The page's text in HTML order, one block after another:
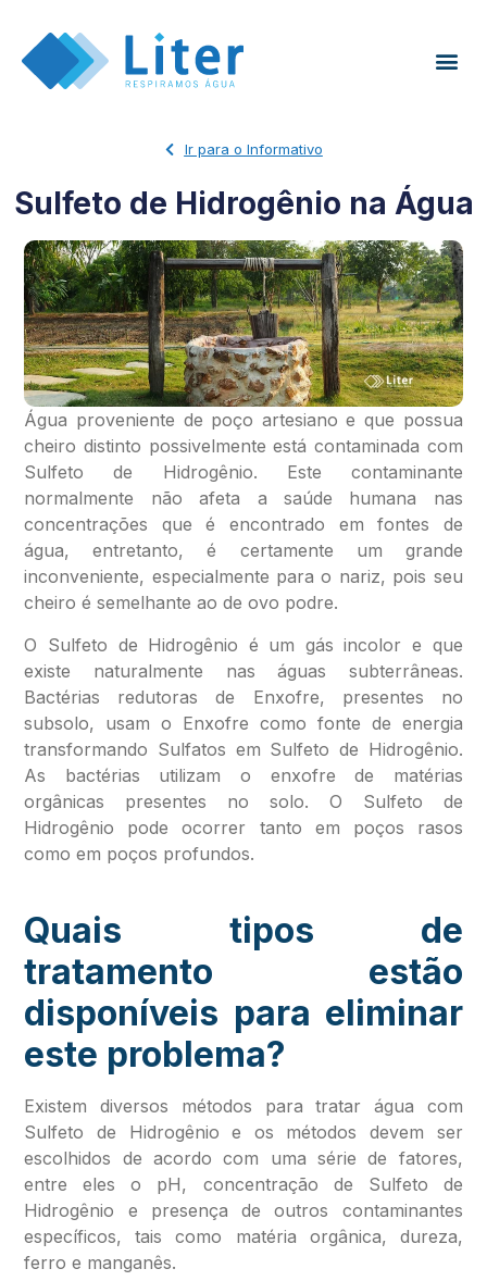
Ir para o Informativo
Sulfeto de Hidrogênio na Água
Água proveniente de poço artesiano e que possua
cheiro distinto possivelmente está contaminada com
Sulfeto de Hidrogênio. Este contaminante
normalmente não afeta a saúde humana nas
concentrações que é encontrado em fontes de
água, entretanto, é certamente um grande
inconveniente, especialmente para o nariz, pois seu
cheiro é semelhante ao de ovo podre.
O Sulfeto de Hidrogênio é um gás incolor e que
existe naturalmente nas águas subterrâneas.
Bactérias redutoras de Enxofre, presentes no
subsolo, usam o Enxofre como fonte de energia
transformando Sulfatos em Sulfeto de Hidrogênio.
As bactérias utilizam o enxofre de matérias
orgânicas presentes no solo. O Sulfeto de
Hidrogênio pode ocorrer tanto em poços rasos
como em poços profundos.
Quais tipos de
tratamento estão
disponíveis para eliminar
este problema?
Existem diversos métodos para tratar água com
Sulfeto de Hidrogênio e os métodos devem ser
escolhidos de acordo com uma série de fatores,
entre eles o pH, concentração de Sulfeto de
Hidrogênio e presença de outros contaminantes
específicos, tais como matéria orgânica, dureza,
ferro e manganês.